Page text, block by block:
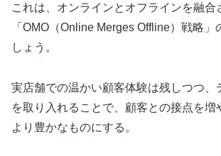
これは、オンラインとオフラインを融合
「OMO（Online Merges Offline）戦略
しょう。
実店舗での温かい顧客体験は残しつつ、
を取り入れることで、顧客との接点を増
より豊かなものにする。